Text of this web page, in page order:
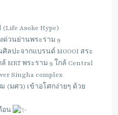
Asoke Hype)
ด่วนย่านพระราม 9
ลปะจากแบรนด์ MOOOI สระ
MRT พระราม 9 ใกล้ Central
Singha complex
(มศว) เข้าอโศกง่ายๆ ด้วย
อน